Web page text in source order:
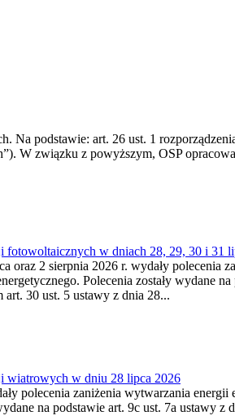
podstawie: art. 26 ust. 1
W związku z powyższym, OSP
w dniach 28, 29, 30 i 31
2 sierpnia 2026 r. wydały polecenia
Polecenia zostały wydane
30 ust. 5 ustawy z dnia 28...
wiatrowych w dniu 28 lipca 2026
polecenia zaniżenia wytwarzania
na podstawie art. 9c ust. 7a ustawy